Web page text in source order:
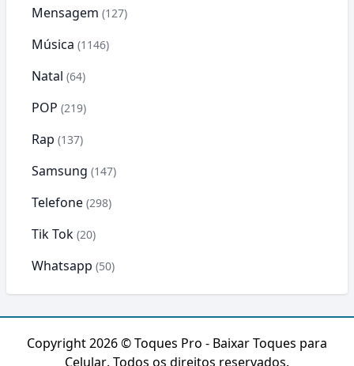
Mensagem (127)
Música (1146)
Natal (64)
POP (219)
Rap (137)
Samsung (147)
Telefone (298)
Tik Tok (20)
Whatsapp (50)
Copyright 2026 ©Toques Pro - Baixar Toques para
Celular. Todos os direitos reservados.